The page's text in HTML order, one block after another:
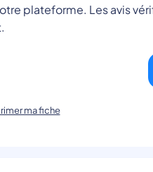
plateforme. Les avis
ma fiche